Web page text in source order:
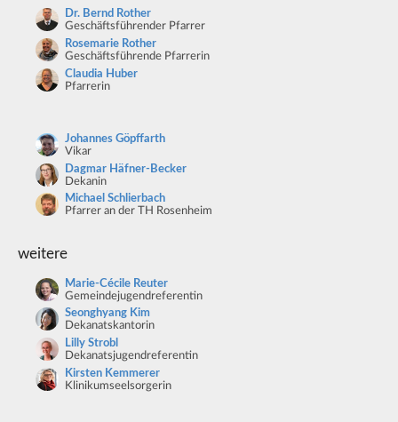
Dr. Bernd Rother
Geschäftsführender Pfarrer
Rosemarie Rother
Geschäftsführende Pfarrerin
Claudia Huber
Pfarrerin
Johannes Göpffarth
Vikar
Dagmar Häfner-Becker
Dekanin
Michael Schlierbach
Pfarrer an der TH Rosenheim
weitere
Marie-Cécile Reuter
Gemeindejugendreferentin
Seonghyang Kim
Dekanatskantorin
Lilly Strobl
Dekanatsjugendreferentin
Kirsten Kemmerer
Klinikumseelsorgerin